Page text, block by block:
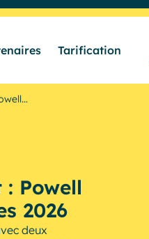
Tarification
Powell
2026
deux